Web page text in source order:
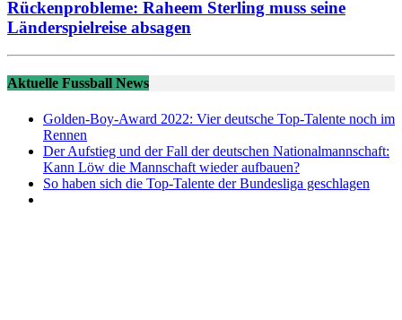
Rückenprobleme: Raheem Sterling muss seine
Länderspielreise absagen
Aktuelle Fussball News
Golden-Boy-Award 2022: Vier deutsche Top-Talente noch im
Rennen
Der Aufstieg und der Fall der deutschen Nationalmannschaft:
Kann Löw die Mannschaft wieder aufbauen?
So haben sich die Top-Talente der Bundesliga geschlagen